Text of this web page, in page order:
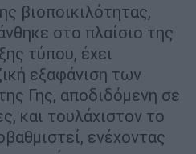
βιοποικιλότητας,
στο πλαίσιο της
τύπου, έχει
εξαφάνιση των
Γης, αποδιδόμενη σε
και τουλάχιστον το
ενέχοντας